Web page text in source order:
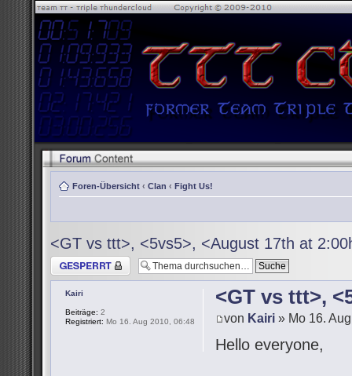
Foren-Übersicht ‹ Clan ‹ Fight Us!
<GT vs ttt>, <5vs5>, <August 17th at
Thema gesperrt
<GT vs ttt>,
von Kairi » Mo 16.
Hello everyone,
Kairi
Beiträge: 2
Registriert: Mo 16. Aug 2010, 06:48